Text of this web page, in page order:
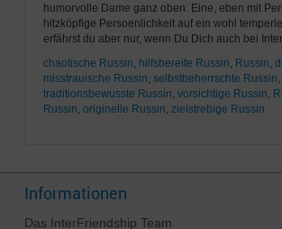
humorvolle Dame ganz oben. Eine, eben mit
hitzköpfige Persoenlichkeit auf ein wohl
erfährst du aber nur, wenn Du Dich auch bei
chaotische Russin, hilfsbereite Russin, Russin,
misstrauische Russin, selbstbeherrschte Russin,
traditionsbewusste Russin, vorsichtige Russin,
Russin, originelle Russin, zielstrebige Russin
Informationen
Das InterFriendship Team